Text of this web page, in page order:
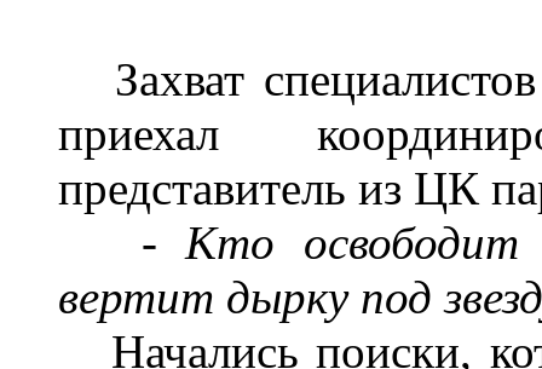
Захват
приехал
представитель из ЦК
- Кто освободит
вертит дырку под
Начались поиски,